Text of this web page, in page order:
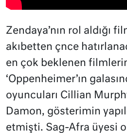
Zendaya’nın rol aldığı
akıbetten çnce
en çok beklenen
‘Oppenheimer’ın
oyuncuları Cillian
Damon, gösterimin
etmişti. Sag-Afra üyesi